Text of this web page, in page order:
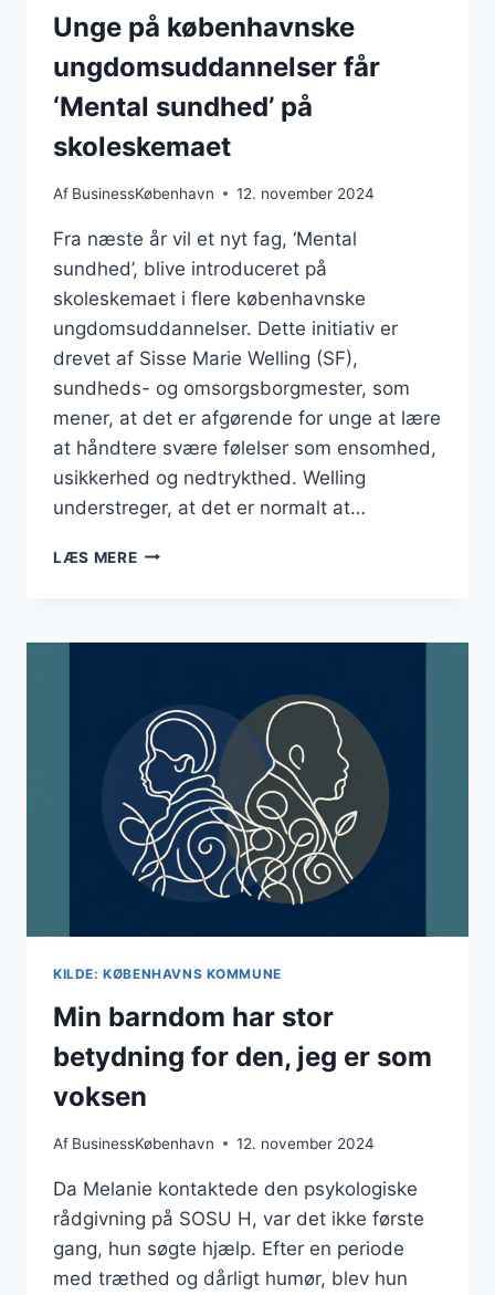
Unge på københavnske
ungdomsuddannelser får
‘Mental sundhed’ på
skoleskemaet
Af BusinessKøbenhavn 12. november 2024
Fra næste år vil et nyt fag, ‘Mental
sundhed’, blive introduceret på
skoleskemaet i flere københavnske
ungdomsuddannelser. Dette initiativ er
drevet af Sisse Marie Welling (SF),
sundheds- og omsorgsborgmester, som
mener, at det er afgørende for unge at lære
at håndtere svære følelser som ensomhed,
usikkerhed og nedtrykthed. Welling
understreger, at det er normalt at…
LÆS MEREUNGE
FÅR
PÅ
SKOLESKEMAET
KILDE: KØBENHAVNS KOMMUNE
Min barndom har stor
betydning for den, jeg er som
voksen
Af BusinessKøbenhavn 12. november 2024
Da Melanie kontaktede den psykologiske
rådgivning på SOSU H, var det ikke første
gang, hun søgte hjælp. Efter en periode
med træthed og dårligt humør, blev hun